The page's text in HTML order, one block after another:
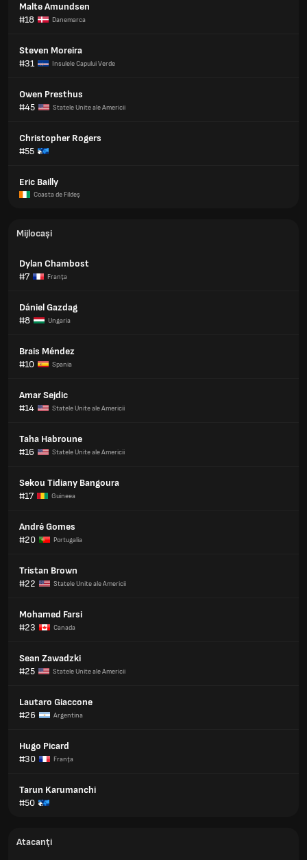
Malte Amundsen
#18
Danemarca
Steven Moreira
#31
Insulele Capului Verde
Owen Presthus
#45
Statele Unite ale Americii
Christopher Rogers
#55
Eric Bailly
Coasta de Fildeş
Mijlocași
Dylan Chambost
#7
Franţa
Dániel Gazdag
#8
Ungaria
Brais Méndez
#10
Spania
Amar Sejdic
#14
Statele Unite ale Americii
Taha Habroune
#16
Statele Unite ale Americii
Sekou Tidiany Bangoura
#17
Guineea
André Gomes
#20
Portugalia
Tristan Brown
#22
Statele Unite ale Americii
Mohamed Farsi
#23
Canada
Sean Zawadzki
#25
Statele Unite ale Americii
Lautaro Giaccone
#26
Argentina
Hugo Picard
#30
Franţa
Tarun Karumanchi
#50
Atacanți